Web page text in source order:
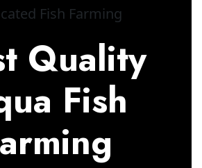
Fish Farming
Quality
Fish